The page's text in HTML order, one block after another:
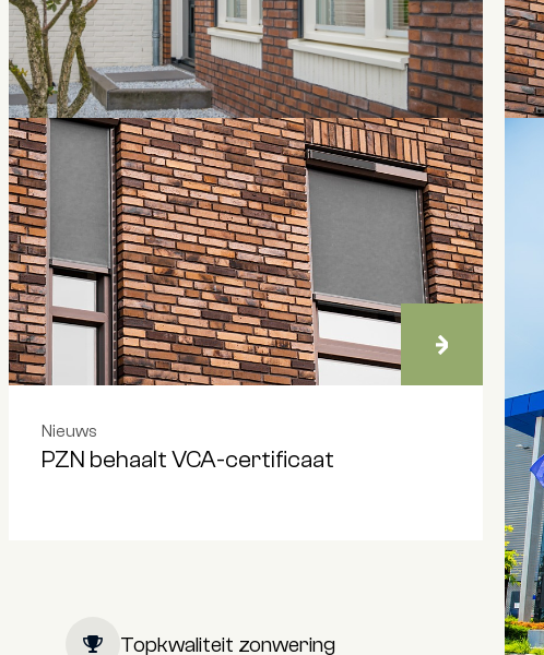
TO-juli: wat is het en hoe helpt
zonwering erbij?
Nieuws
PZN behaalt VCA-certificaat
Topkwaliteit zonwering